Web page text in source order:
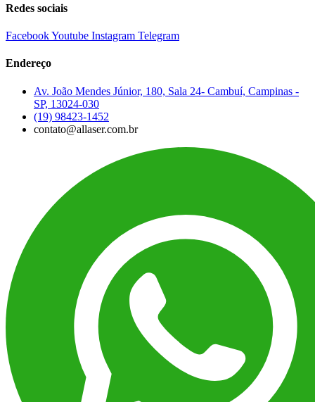
Redes sociais
FacebookYoutube Instagram Telegram
Endereço
Av. João Mendes Júnior, 180, Sala 24- Cambuí, Campinas -
SP, 13024-030
(19) 98423-1452
contato@allaser.com.br